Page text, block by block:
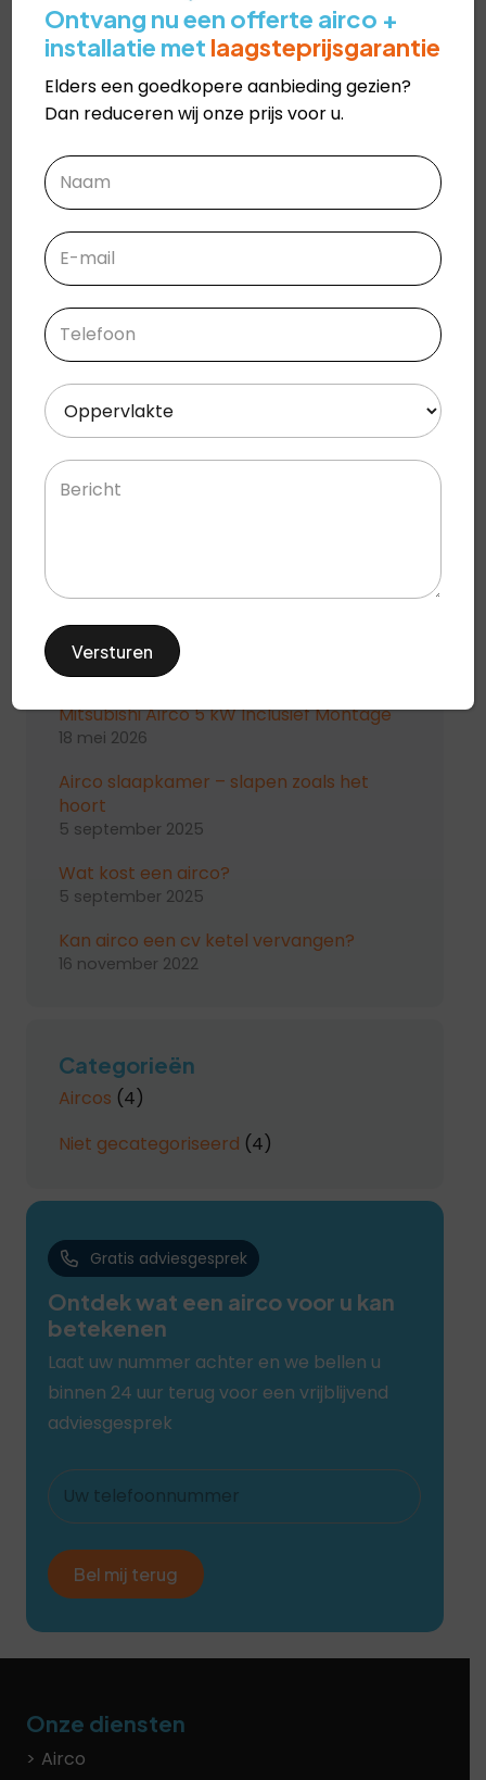
Vorig bericht Volgend bericht
#10101
NIET GECATEGORISEERD 3 maanden geleden
#10101
20 mei 2026
Mitsubishi Airco 5 kW Inclusief Montage
18 mei 2026
Airco slaapkamer – slapen zoals het
hoort
5 september 2025
Wat kost een airco?
5 september 2025
Kan airco een cv ketel vervangen?
16 november 2022
Categorieën
Aircos (4)
Niet gecategoriseerd (4)
Gratis adviesgesprek
Ontdek wat een airco voor u kan
betekenen
Laat uw nummer achter en we bellen u
binnen 24 uur terug voor een vrijblijvend
adviesgesprek
Uw
telefoonnummer
Onze diensten
Airco
Ontvang nu een offerte airco +
installatie met laagsteprijsgarantie
Elders een goedkopere aanbieding gezien?
Dan reduceren wij onze prijs voor u.
Naam
Email
Telefoon
Oppervlakte
Bericht